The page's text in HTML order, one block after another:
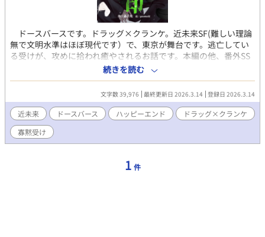
ドースバースです。ドラッグ×クランケ。近未来SF(難しい理論
無で文明水準はほぼ現代です）で、東京が舞台です。逃亡してい
る受けが、攻めに拾われ癒やされるお話です。本編の他、番外SS
が三本あり、そちらにはドラッグ×ノーマルも入っています。※
ドースバースは、ドラッグ・クランケ・ノーマルがいる派生バー
スです。さらっとですが血を飲む描写があります。ただこの作品
自体は、ドースバースをご存じなくとも問題なくご覧頂けます。
ハッピーエンドです。個人誌からの再録です。
続きを読む
文字数 39,976 最終更新日 2026.3.14 登録日 2026.3.14
近未来 ドースバース ハッピーエンド
ドラッグ×クランケ
寡黙受け
1 件